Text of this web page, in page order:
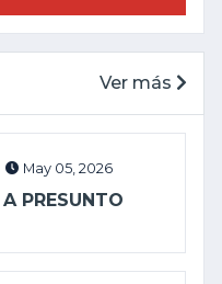
Ver más
May 05, 2026
PRESUNTO